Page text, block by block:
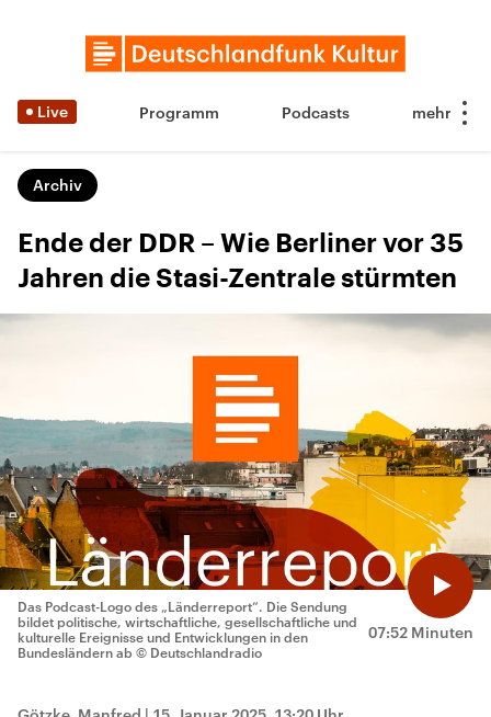
Live Programm Podcasts
Archiv
Ende der DDR – Wie Berliner vor 35
Jahren die Stasi-Zentrale stürmten
07:52 Minuten
Das Podcast-Logo des „Länderreport“. Die Sendung
bildet politische, wirtschaftliche, gesellschaftliche und
kulturelle Ereignisse und Entwicklungen in den
Bundesländern ab © Deutschlandradio